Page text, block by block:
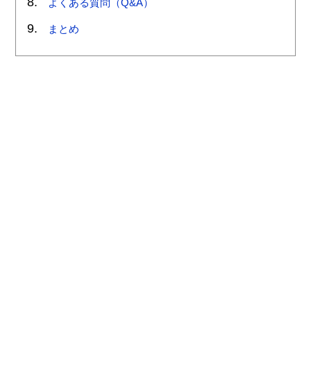
よくある質問（Q&A）
まとめ